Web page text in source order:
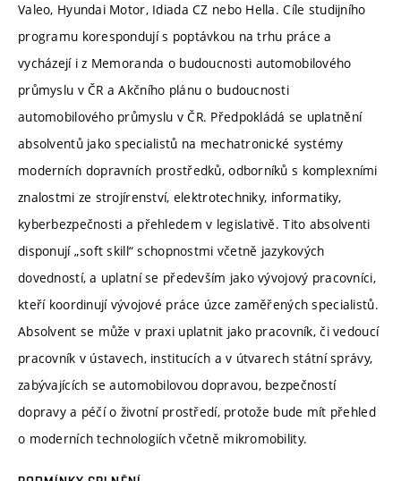
Valeo, Hyundai Motor, Idiada CZ nebo Hella. Cíle studijního
programu korespondují s poptávkou na trhu práce a
vycházejí i z Memoranda o budoucnosti automobilového
průmyslu v ČR a Akčního plánu o budoucnosti
automobilového průmyslu v ČR. Předpokládá se uplatnění
absolventů jako specialistů na mechatronické systémy
moderních dopravních prostředků, odborníků s komplexními
znalostmi ze strojírenství, elektrotechniky, informatiky,
kyberbezpečnosti a přehledem v legislativě. Tito absolventi
disponují „soft skill“ schopnostmi včetně jazykových
dovedností, a uplatní se především jako vývojový pracovníci,
kteří koordinují vývojové práce úzce zaměřených specialistů.
Absolvent se může v praxi uplatnit jako pracovník, či vedoucí
pracovník v ústavech, institucích a v útvarech státní správy,
zabývajících se automobilovou dopravou, bezpečností
dopravy a péčí o životní prostředí, protože bude mít přehled
o moderních technologiích včetně mikromobility.